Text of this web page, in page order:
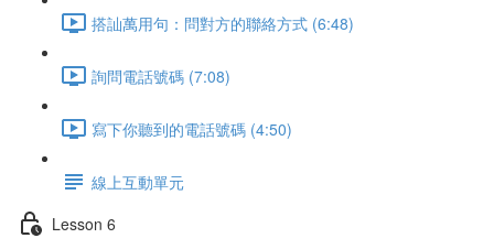
搭訕萬用句：問對方的聯絡方式 (6:48)
詢問電話號碼 (7:08)
寫下你聽到的電話號碼 (4:50)
線上互動單元
Lesson 6